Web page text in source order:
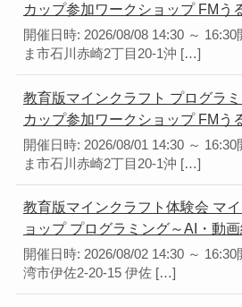
カップ参加ワークショップ FMう
開催日時: 2026/08/08 14:30 ～
ま市石川赤崎2丁目20-1沖 […]
教育版マインクラフト プログラ
カップ参加ワークショップ FMう
開催日時: 2026/08/01 14:30 ～
ま市石川赤崎2丁目20-1沖 […]
教育版マインクラフト体験会 マ
ョップ プログラミング～AI・動
開催日時: 2026/08/02 14:30 ～
湾市伊佐2-20-15 伊佐 […]